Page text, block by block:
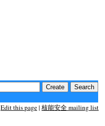
Edit this page| 核能安全 mailing list